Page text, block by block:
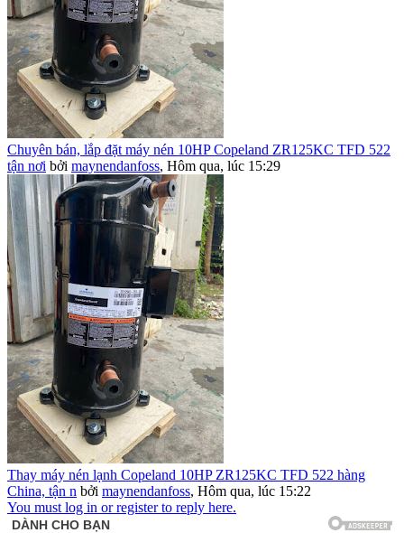
Chuyên bán, lắp đặt máy nén 10HP Copeland ZR125KC TFD 522
tận nơi bởi maynendanfoss, Hôm qua, lúc 15:29
Thay máy nén lạnh Copeland 10HP ZR125KC TFD 522 hàng
China, tận n bởi maynendanfoss, Hôm qua, lúc 15:22
You must log in or register to reply here.